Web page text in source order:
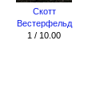
Скотт
Вестерфельд
1 / 10.00